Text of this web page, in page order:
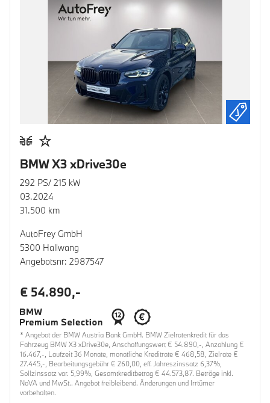
BMW X3 xDrive30e
292 PS/ 215 kW
03.2024
31.500 km
AutoFrey GmbH
5300 Hallwang
Angebotsnr: 2987547
€ 54.890,-
* Angebot der BMW Austria Bank GmbH. BMW Zielratenkredit für das
Fahrzeug BMW X3 xDrive30e, Anschaffungswert € 54.890,-, Anzahlung €
16.467,-, Laufzeit 36 Monate, monatliche Kreditrate € 468,58, Zielrate €
27.445,-, Bearbeitungsgebühr € 260,00, eff. Jahreszinssatz 6,37%,
Sollzinssatz var. 5,99%, Gesamtkreditbetrag € 44.573,87. Beträge inkl.
NoVA und MwSt.. Angebot freibleibend. Änderungen und Irrtümer
vorbehalten.